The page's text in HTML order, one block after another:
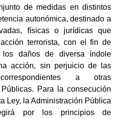
de medidas en distintos
autonómica, destinado a
físicas o jurídicas que
terrorista, con el fin de
daños de diversa índole
acción, sin perjuicio de las
a otras
Para la consecución
Ley, la Administración Pública
por los principios de